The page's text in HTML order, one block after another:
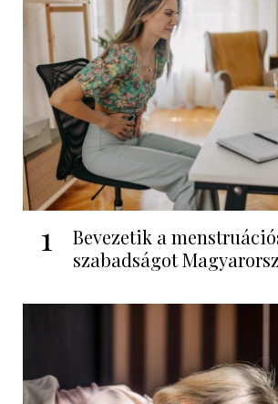
1
Bevezetik a
szabadságot